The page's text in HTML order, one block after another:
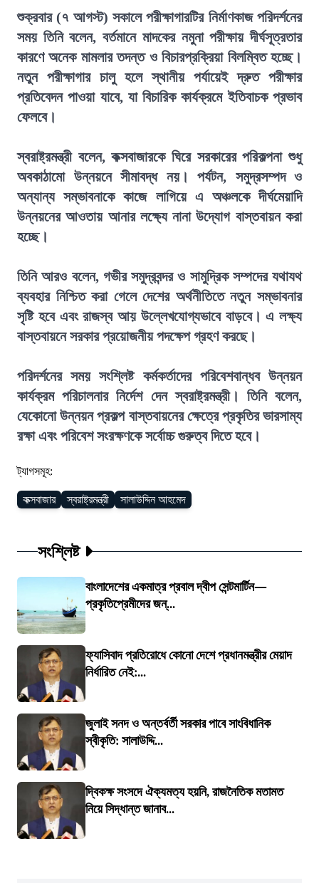
শুক্রবার (৭ আগস্ট) সকালে পরীক্ষাগারটির নির্মাণকাজ পরিদর্শনের
সময় তিনি বলেন, বর্তমানে মাদকের নমুনা পরীক্ষায় দীর্ঘসূত্রতার
কারণে অনেক মামলার তদন্ত ও বিচারপ্রক্রিয়া বিলম্বিত হচ্ছে।
নতুন পরীক্ষাগার চালু হলে স্থানীয় পর্যায়েই দ্রুত পরীক্ষার
প্রতিবেদন পাওয়া যাবে, যা বিচারিক কার্যক্রমে ইতিবাচক প্রভাব
ফেলবে।
স্বরাষ্ট্রমন্ত্রী বলেন, কক্সবাজারকে ঘিরে সরকারের পরিকল্পনা শুধু
অবকাঠামো উন্নয়নে সীমাবদ্ধ নয়। পর্যটন, সমুদ্রসম্পদ ও
অন্যান্য সম্ভাবনাকে কাজে লাগিয়ে এ অঞ্চলকে দীর্ঘমেয়াদি
উন্নয়নের আওতায় আনার লক্ষ্যে নানা উদ্যোগ বাস্তবায়ন করা
হচ্ছে।
তিনি আরও বলেন, গভীর সমুদ্রবন্দর ও সামুদ্রিক সম্পদের যথাযথ
ব্যবহার নিশ্চিত করা গেলে দেশের অর্থনীতিতে নতুন সম্ভাবনার
সৃষ্টি হবে এবং রাজস্ব আয় উল্লেখযোগ্যভাবে বাড়বে। এ লক্ষ্য
বাস্তবায়নে সরকার প্রয়োজনীয় পদক্ষেপ গ্রহণ করছে।
পরিদর্শনের সময় সংশ্লিষ্ট কর্মকর্তাদের পরিবেশবান্ধব উন্নয়ন
কার্যক্রম পরিচালনার নির্দেশ দেন স্বরাষ্ট্রমন্ত্রী। তিনি বলেন,
যেকোনো উন্নয়ন প্রকল্প বাস্তবায়নের ক্ষেত্রে প্রকৃতির ভারসাম্য
রক্ষা এবং পরিবেশ সংরক্ষণকে সর্বোচ্চ গুরুত্ব দিতে হবে।
ট্যাগসমূহ:
কক্সবাজার স্বরাষ্ট্রমন্ত্রী সালাউদ্দিন আহমেদ
সংশ্লিষ্ট
বাংলাদেশের একমাত্র প্রবাল দ্বীপ সেন্টমার্টিন—
প্রকৃতিপ্রেমীদের জন্...
ফ্যাসিবাদ প্রতিরোধে কোনো দেশে প্রধানমন্ত্রীর মেয়াদ
নির্ধারিত নেই:...
জুলাই সনদ ও অন্তর্বর্তী সরকার পাবে সাংবিধানিক
স্বীকৃতি: সালাউদ্দি...
দ্বিকক্ষ সংসদে ঐক্যমত্য হয়নি, রাজনৈতিক মতামত
নিয়ে সিদ্ধান্ত জানাব...